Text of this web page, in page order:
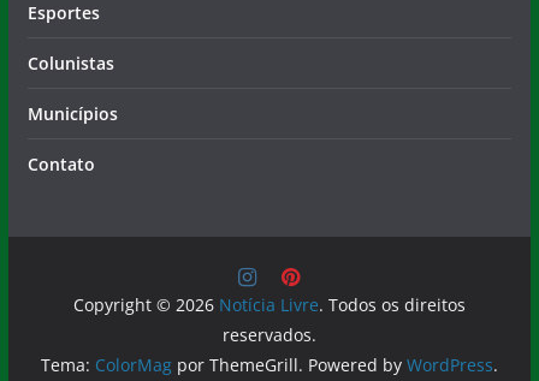
Esportes
Colunistas
Municípios
Contato
Copyright © 2026 Notícia Livre. Todos os direitos
reservados.
Tema: ColorMagpor ThemeGrill. Powered by WordPress.